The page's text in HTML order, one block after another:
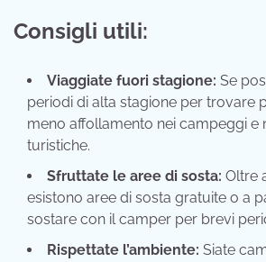
Consigli utili:
Viaggiate fuori stagione: Se
periodi di alta stagione per trovare
meno affollamento nei campeggi e
turistiche.
Sfruttate le aree di sosta: Oltre
esistono aree di sosta gratuite o a
sostare con il camper per brevi
Rispettate l’ambiente: Siate